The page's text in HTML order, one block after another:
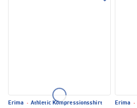
Erima · Athletic Kompressionsshirt
Erima ·